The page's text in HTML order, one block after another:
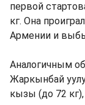
первой
кг. Она
Армении и
Аналогичным
Жаркынбай
кызы (до 72